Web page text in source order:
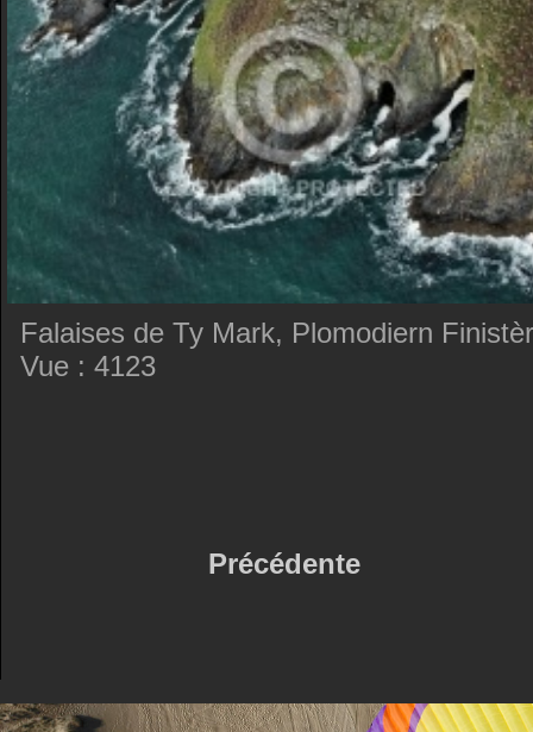
Falaises de Ty Mark, Plomodiern
Vue : 4123
Précédente